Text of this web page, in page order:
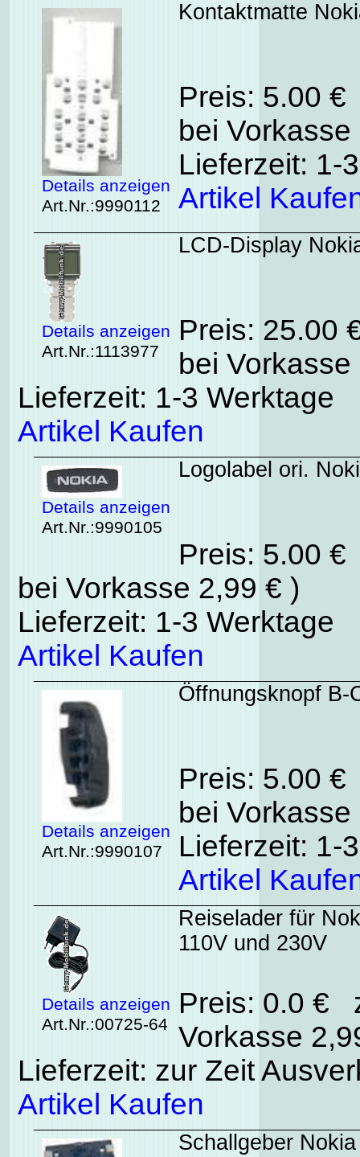
Details anzeigen
Art.Nr.:9990112
Kontaktmatte
Preis: 5.00
bei
Lieferzeit: 1-
Artikel
Details anzeigen
Art.Nr.:1113977
LCD-Display
Preis: 25.00
bei
Lieferzeit: 1-3 Werktage
Artikel Kaufen
Details anzeigen
Art.Nr.:9990105
Logolabel ori.
Preis: 5.00
bei Vorkasse 2,99 € )
Lieferzeit: 1-3 Werktage
Artikel Kaufen
Details anzeigen
Art.Nr.:9990107
Öffnungsknopf B-
Preis: 5.00
bei
Lieferzeit: 1-
Artikel
Details anzeigen
Art.Nr.:00725-64
Reiselader für
110V und 230V
Preis: 0.0 €
Vorkasse
Lieferzeit: zur Zeit
Artikel Kaufen
Schallgeber